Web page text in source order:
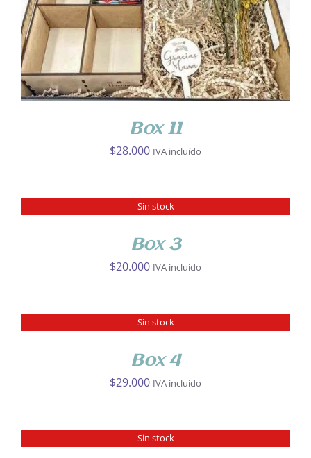
Box 11
$28.000 IVA incluído
Sin stock
Box 3
$20.000 IVA incluído
Sin stock
Box 4
$29.000 IVA incluído
Sin stock